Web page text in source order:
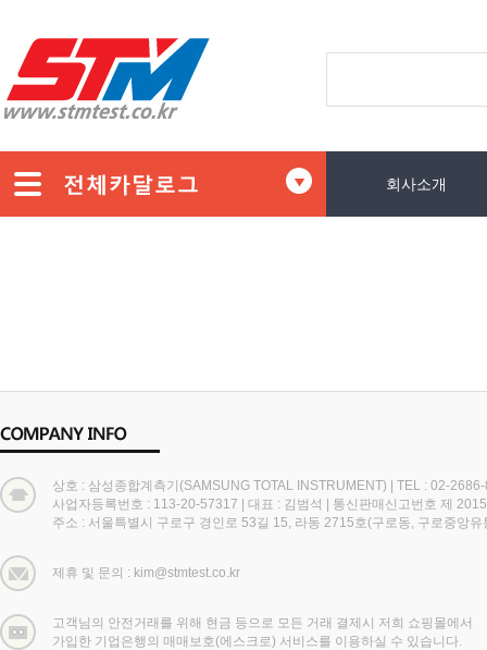
회사소개
상호 : 삼성종합계측기(SAMSUNG TOTAL INSTRUMENT) | TEL : 02-
사업자등록번호 : 113-20-57317 | 대표 : 김범석 | 통신판매신고번호 제
주소 : 서울특별시 구로구 경인로 53길 15, 라동 2715호(구로동, 구로중앙유
제휴 및 문의 : kim@stmtest.co.kr
고객님의 안전거래를 위해 현금 등으로 모든 거래 결제시 저희 쇼핑몰에서
가입한 기업은행의 매매보호(에스크로) 서비스를 이용하실 수 있습니다.